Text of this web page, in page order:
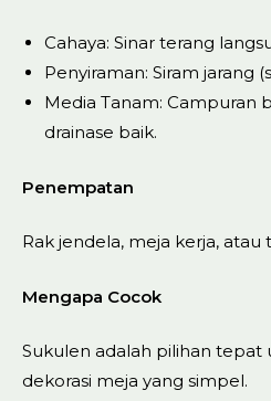
Cahaya: Sinar terang
Penyiraman: Siram jarang
Media Tanam: Campuran
drainase baik.
Penempatan
Rak jendela, meja kerja, atau
Mengapa Cocok
Sukulen adalah pilihan tepat
dekorasi meja yang simpel.